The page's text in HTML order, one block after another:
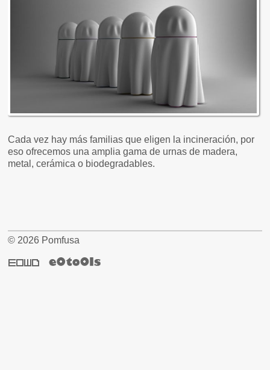
Cada vez hay más familias que eligen la incineración, por
eso ofrecemos una amplia gama de urnas de madera,
metal, cerámica o biodegradables.
© 2026 Pomfusa